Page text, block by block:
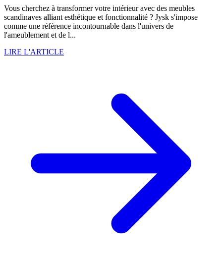
Vous cherchez à transformer votre intérieur avec des meubles
scandinaves alliant esthétique et fonctionnalité ? Jysk s'impose
comme une référence incontournable dans l'univers de
l'ameublement et de l...
LIRE L'ARTICLE